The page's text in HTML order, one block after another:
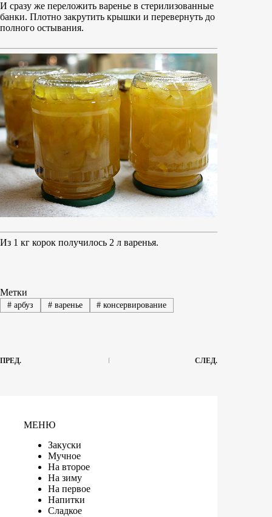
И сразу же переложить варенье в стерилизованные
банки. Плотно закрутить крышки и перевернуть до
полного остывания.
Из 1 кг корок получилось 2 л варенья.
Метки
#арбуз #варенье # консервирование
ПРЕД. СЛЕД.
МЕНЮ
Закуски
Мучное
На второе
На зиму
На первое
Напитки
Сладкое